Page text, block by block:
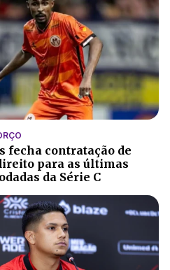
fecha contratação de
para as últimas
da Série C